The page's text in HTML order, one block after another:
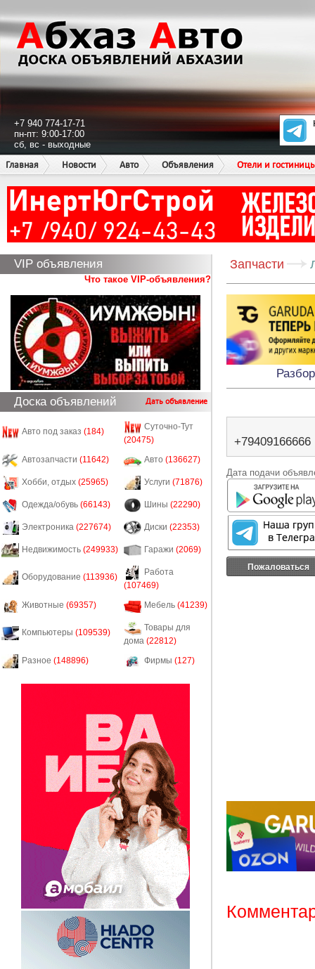
+7 940 774-17-71
пн-пт: 9:00-17:00
сб, вс - выходные
Главная
Новости Авто Объявления Отели и
VIP объявления
Что такое VIP-объявления?
Доска объявлений Дать объявление
Авто под заказ (184)
Суточно-Тут
(20475)
Автозапчасти (11642) Авто (136627)
Хобби, отдых (25965) Услуги (71876)
Одежда/обувь (66143) Шины (22290)
Электроника (227674) Диски (22353)
Недвижимость (249933) Гаражи (2069)
Оборудование (113936)
Работа
(107469)
Животные (69357) Мебель (41239)
Компьютеры (109539)
Товары для
дома (22812)
Разное (148896) Фирмы (127)
Запчасти
+79409166666
Дата подачи
Пожаловаться